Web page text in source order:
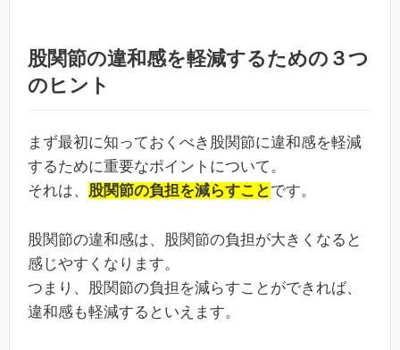
股関節の違和感を軽減するための３つ
のヒント
まず最初に知っておくべき股関節に違和感を軽減
するために重要なポイントについて。
それは、 股関節の負担を減らすこと です。
股関節の違和感は、股関節の負担が大きくなると
感じやすくなります。
つまり、股関節の負担を減らすことができれば、
違和感も軽減するといえます。